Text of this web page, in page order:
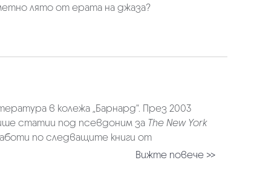
лято от ерата на джаза?
в колежа „Барнард“. През 2003
статии под псевдоним за The New York
по следващите книги от
Вижте повече >>